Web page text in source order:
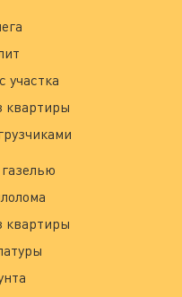
участка
квартиры
квартиры